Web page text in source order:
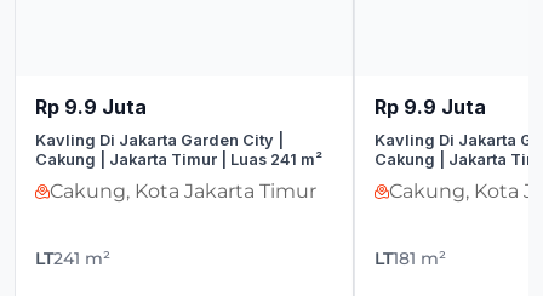
Rp 9.9 Juta
Kavling Di Jakarta Garden City |
Cakung | Jakarta Timur | Luas 241 m²
Cakung, Kota Jakarta Timur
LT241 m²
Rp 9.9 Juta
Kavling Di Jakarta
Cakung | Jakarta
Cakung, Kota
LT181 m²